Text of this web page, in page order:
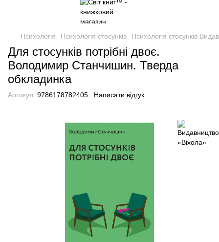
Психологія Психологія стосунків Психологія стосунків
Для стосунків потрібні двоє.
Володимир Станчишин. Тверда
обкладинка
Артикул: 9786178782405 Написати відгук